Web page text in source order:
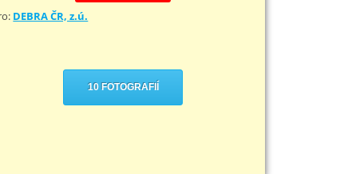
DEBRA ČR, z.ú.
10 FOTOGRAFIÍ